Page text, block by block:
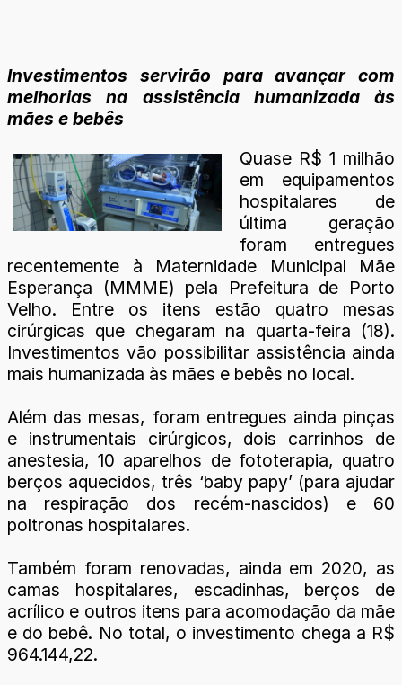
Investimentos servirão para avançar com
melhorias na assistência humanizada às
mães e bebês
Quase R$ 1 milhão
em equipamentos
hospitalares de
última geração
foram entregues
recentemente à Maternidade Municipal Mãe
Esperança (MMME) pela Prefeitura de Porto
Velho. Entre os itens estão quatro mesas
cirúrgicas que chegaram na quarta-feira (18).
Investimentos vão possibilitar assistência ainda
mais humanizada às mães e bebês no local.
Além das mesas, foram entregues ainda pinças
e instrumentais cirúrgicos, dois carrinhos de
anestesia, 10 aparelhos de fototerapia, quatro
berços aquecidos, três ‘baby papy’ (para ajudar
na respiração dos recém-nascidos) e 60
poltronas hospitalares.
Também foram renovadas, ainda em 2020, as
camas hospitalares, escadinhas, berços de
acrílico e outros itens para acomodação da mãe
e do bebê. No total, o investimento chega a R$
964.144,22.